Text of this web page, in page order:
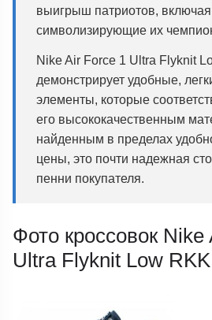
выигрыш патриотов, включая
символизирующие их
Nike Air Force 1 Ultra Flyknit
демонстрирует удобные,
элементы, которые
его высококачественным
найденным в пределах
цены, это почти надежная
пенни покупателя.
Фото кроссовок
Ultra Flyknit Low RKK